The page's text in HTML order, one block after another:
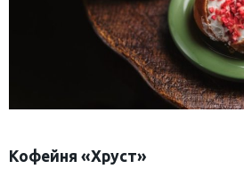
Кофейня «Хруст»